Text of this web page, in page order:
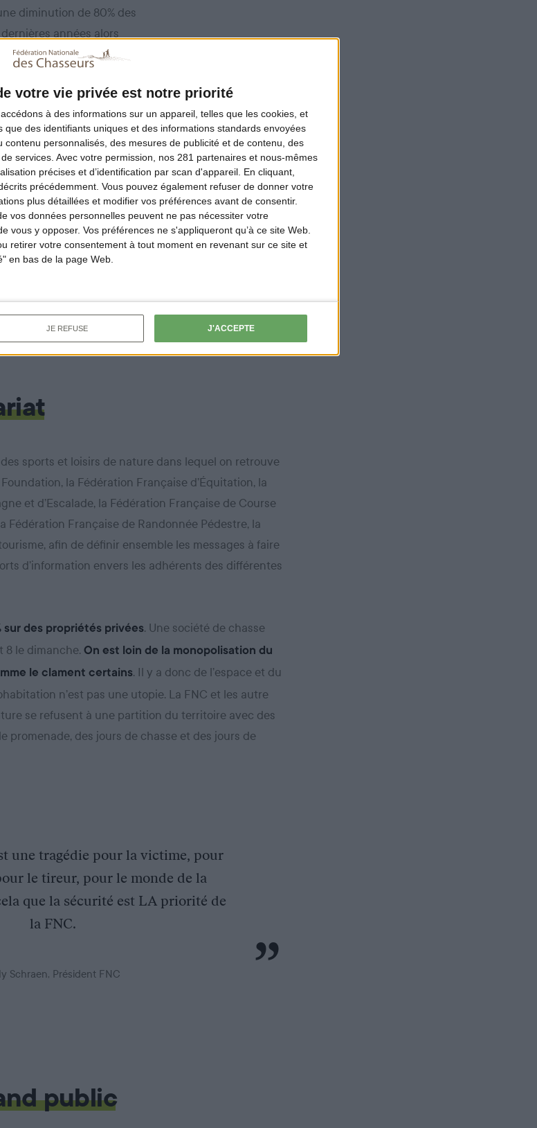
votre vie privée est notre priorité
à des informations sur un appareil, telles que les cookies, et
des identifiants uniques et des informations standards envoyées
personnalisés, des mesures de publicité et de contenu, des
services. Avec votre permission, nos 281 partenaires et nous-mêmes
précises et d’identification par scan d'appareil. En cliquant,
précédemment. Vous pouvez également refuser de donner votre
plus détaillées et modifier vos préférences avant de consentir.
vos données personnelles peuvent ne pas nécessiter votre
vous y opposer. Vos préférences ne s'appliqueront qu’à ce site Web.
retirer votre consentement à tout moment en revenant sur ce site et
en bas de la page Web.
JE REFUSE J'ACCEPTE
diminution de 80% des
années alors
de chasse de grand gibier ont augmenté de plus de 50%.
le zéro accident . Nous sommes conscients que des
en faisant preuve de pédagogie par de la
et de la communication . A la fin 2023, 239 470 chasseurs
sur la sécurité. Images choc de blessures,
à niveau connaît un franc succès auprès des
sports et loisirs de nature dans lequel on retrouve
la Fédération Française d’Équitation, la
et d’Escalade, la Fédération Française de Course
Fédération Française de Randonnée Pédestre, la
afin de définir ensemble les messages à faire
d’information envers les adhérents des différentes
sur des propriétés privées. Une société de chasse
8 le dimanche. On est loin de la monopolisation du
le clament certains. Il y a donc de l’espace et du
n’est pas une utopie. La FNC et les autre
se refusent à une partition du territoire avec des
promenade, des jours de chasse et des jours de
une tragédie pour la victime, pour
le tireur, pour le monde de la
que la sécurité est LA priorité de
la FNC.
Schraen, Président FNC
public